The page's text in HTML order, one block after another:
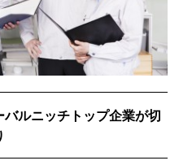
ルニッチトップ企業が切